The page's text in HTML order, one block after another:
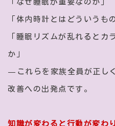
「体内時計とはどういうも
「睡眠リズムが乱れるとカ
か」
—これらを家族全員が正し
改善への出発点です。
知識が変わると行動が変わ